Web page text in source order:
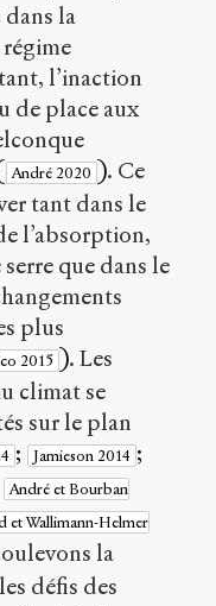
la
l’inaction
de place aux
André 2020 ). Ce
tant dans le
l’absorption,
que dans le
plus
2015 ). Les
climat se
sur le plan
; Jamieson 2014 ;
André et Bourban
et Wallimann-Helmer
la
défis des